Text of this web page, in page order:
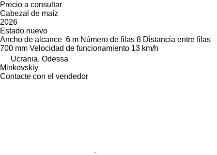
Precio a consultar
Cabezal de maíz
2026
Estado nuevo
Ancho de alcance 6 m Número de filas 8 Distancia entre filas
700 mm Velocidad de funcionamiento 13 km/h
Ucrania, Odessa
Minkovskiy
Contacte con el vendedor